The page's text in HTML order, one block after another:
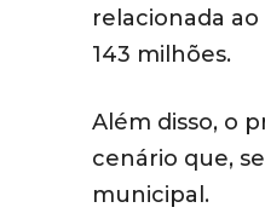
relacionada
143 milhões.
Além disso, o
cenário que,
municipal.